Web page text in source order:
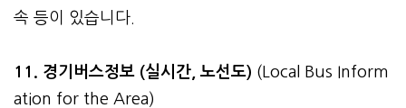
속 등이 있습니다.
11. 경기버스정보 (실시간, 노선도) (Local Bus Inform
ation for the Area)